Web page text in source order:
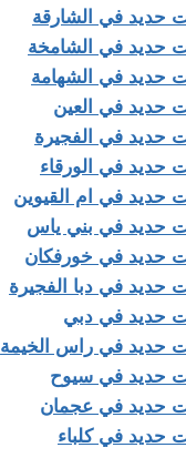
حديد في الشارقة
حديد في الشامخة
حديد في الشهامة
حديد في العين
حديد في الفجيرة
حديد في الورقاء
حديد في ام القيوين
حديد في بني ياس
حديد في خورفكان
حديد في دبا الفجيرة
حديد في دبي
حديد في راس الخيمة
حديد في سيوح
حديد في عجمان
حديد في كلباء